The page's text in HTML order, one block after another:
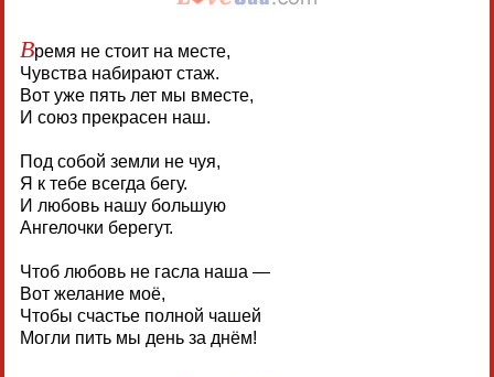
Время не стоит на месте,
Чувства набирают стаж.
Вот уже пять лет мы вместе,
И союз прекрасен наш.
Под собой земли не чуя,
Я к тебе всегда бегу.
И любовь нашу большую
Ангелочки берегут.
Чтоб любовь не гасла наша —
Вот желание моё,
Чтобы счастье полной чашей
Могли пить мы день за днём!